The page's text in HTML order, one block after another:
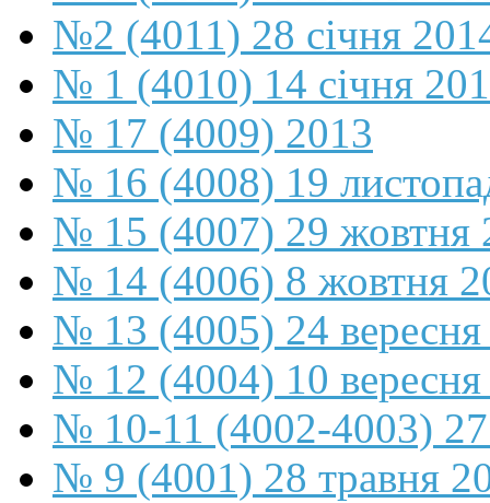
№2 (4011) 28 січня
№ 1 (4010) 14 січня
№ 17 (4009) 2013
№ 16 (4008) 19
№ 15 (4007) 29 жовтня
№ 14 (4006) 8 жовтня
№ 13 (4005) 24
№ 12 (4004) 10
№ 10-11 (4002-4003)
№ 9 (4001) 28 травня